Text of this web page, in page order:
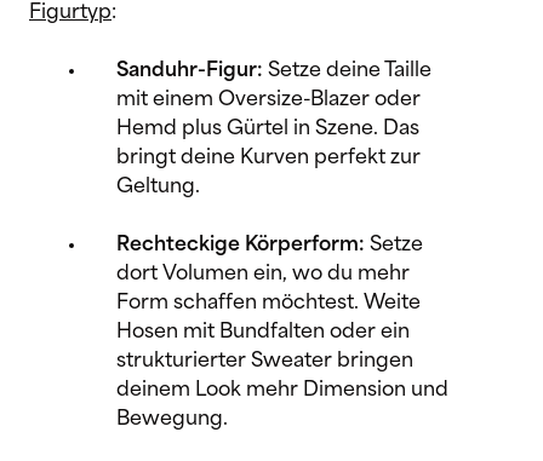
Figurtyp:
Sanduhr-Figur: Setze deine Taille
mit einem Oversize-Blazer oder
Hemd plus Gürtel in Szene. Das
bringt deine Kurven perfekt zur
Geltung.
Rechteckige Körperform: Setze
dort Volumen ein, wo du mehr
Form schaffen möchtest. Weite
Hosen mit Bundfalten oder ein
strukturierter Sweater bringen
deinem Look mehr Dimension und
Bewegung.